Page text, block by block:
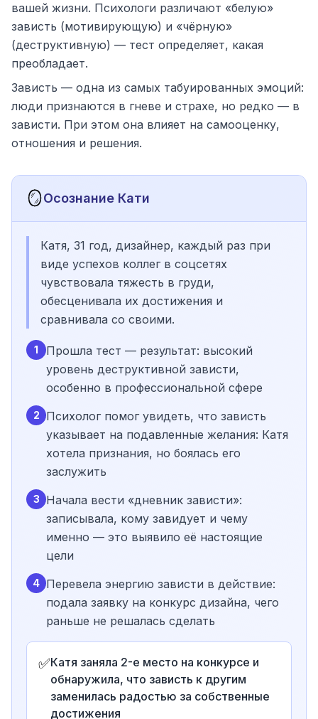
вашей жизни. Психологи различают «белую»
зависть (мотивирующую) и «чёрную»
(деструктивную) — тест определяет, какая
преобладает.
Зависть — одна из самых табуированных эмоций:
люди признаются в гневе и страхе, но редко — в
зависти. При этом она влияет на самооценку,
отношения и решения.
🪞Осознание Кати
Катя, 31 год, дизайнер, каждый раз при
виде успехов коллег в соцсетях
чувствовала тяжесть в груди,
обесценивала их достижения и
сравнивала со своими.
1
Прошла тест — результат: высокий
уровень деструктивной зависти,
особенно в профессиональной сфере
2
Психолог помог увидеть, что зависть
указывает на подавленные желания: Катя
хотела признания, но боялась его
заслужить
3
Начала вести «дневник зависти»:
записывала, кому завидует и чему
именно — это выявило её настоящие
цели
4 Перевела энергию зависти в действие:
подала заявку на конкурс дизайна, чего
раньше не решалась сделать
✅Катя заняла 2-е место на конкурсе и
обнаружила, что зависть к другим
заменилась радостью за собственные
достижения